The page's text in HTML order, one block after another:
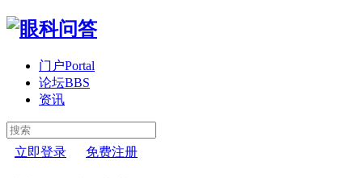
门户Portal
论坛BBS
资讯
立即登录 免费注册